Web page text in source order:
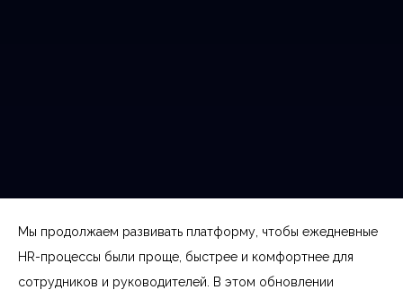
Мы продолжаем развивать платформу, чтобы ежедневные
HR-процессы были проще, быстрее и комфортнее для
сотрудников и руководителей. В этом обновлении